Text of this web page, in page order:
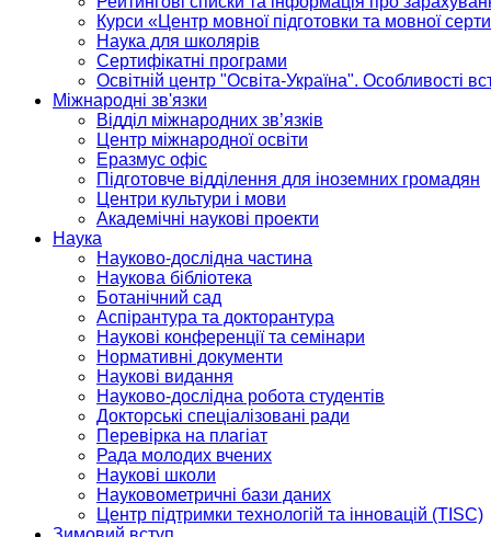
Курси «Центр мовної підготовки та мовної
Наука для школярів
Сертифікатні програми
Освітній центр "Освіта-Україна". Особливості
Міжнародні зв'язки
Відділ міжнародних зв’язків
Центр міжнародної освіти
Еразмус офіс
Підготовче відділення для іноземних громадян
Центри культури і мови
Академічні наукові проекти
Наука
Науково-дослідна частина
Наукова бібліотека
Ботанічний сад
Аспірантура та докторантура
Наукові конференції та семінари
Нормативні документи
Наукові видання
Науково-дослідна робота студентів
Докторські спеціалізовані ради
Перевірка на плагіат
Рада молодих вчених
Наукові школи
Науковометричні бази даних
Центр підтримки технологій та інновацій (TISC)